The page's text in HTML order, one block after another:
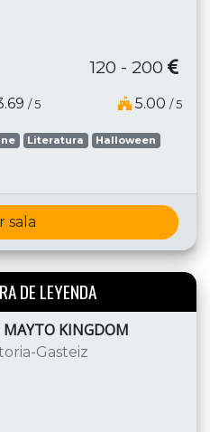
120 - 200
/ 5 5.00 / 5
Literatura
Halloween
sala
DE LEYENDA
MAYTO KINGDOM
Gasteiz